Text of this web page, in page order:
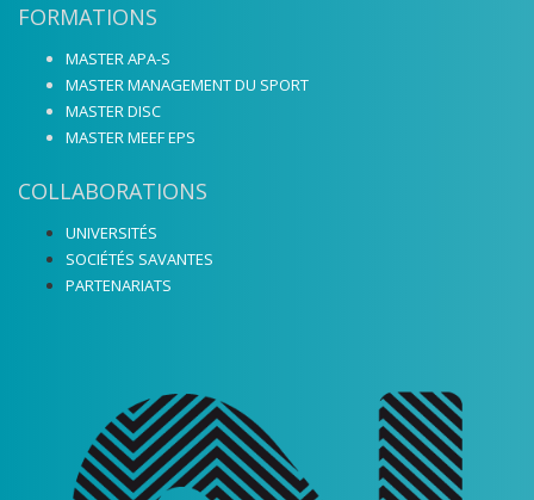
FORMATIONS
MASTER APA-S
MASTER MANAGEMENT DU SPORT
MASTER DISC
MASTER MEEF EPS
COLLABORATIONS
UNIVERSITÉS
SOCIÉTÉS SAVANTES
PARTENARIATS